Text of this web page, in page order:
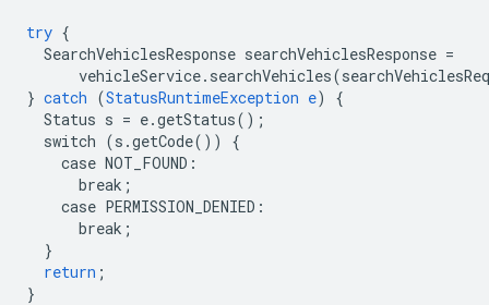
try {
SearchVehiclesResponse searchVehiclesResponse =
} catch (StatusRuntimeException e)
{
Status s = e.getStatus() ;
switch (s.getCode())
{
case NOT_FOUND :
break ;
case PERMISSION_DENIED :
break ;
}
return ;
}